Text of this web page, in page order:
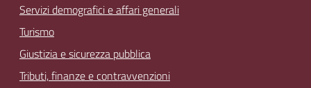
Servizi demografici e affari generali
Turismo
Giustizia e sicurezza pubblica
Tributi, finanze e contravvenzioni